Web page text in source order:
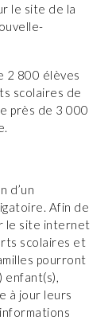
le site de la
2 800 élèves
scolaires de
près de 3 000
d’un
Afin de
le site internet
scolaires et
pourront
enfant(s),
à jour leurs